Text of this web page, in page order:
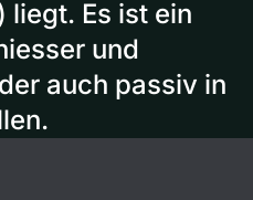
liegt. Es ist ein
und
auch passiv in